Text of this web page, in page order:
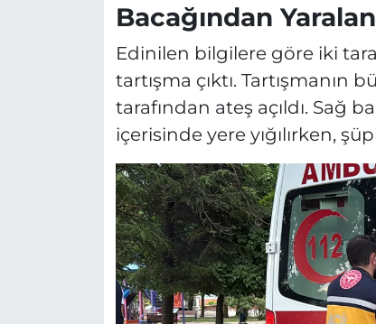
Bacağından
Edinilen bilgilere göre iki
tartışma çıktı. Tartışmanın
tarafından ateş açıldı. Sağ
içerisinde yere yığılırken,